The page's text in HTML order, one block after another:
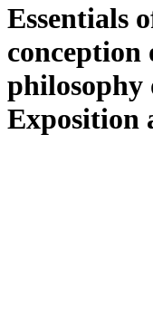
de
Recherche
Comment
soumettre
votre
thèse
Comment
déposer
Essentials
conception
philosophy
Exposition